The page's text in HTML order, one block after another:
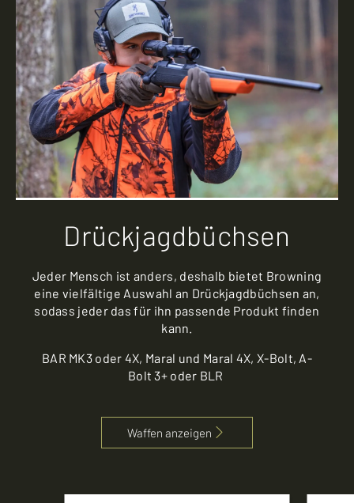
Drückjagdbüchsen
Jeder Mensch ist anders, deshalb bietet Browning
eine vielfältige Auswahl an Drückjagdbüchsen an,
sodass jeder das für ihn passende Produkt finden
kann.
BAR MK3 oder 4X, Maral und Maral 4X, X-Bolt, A-
Bolt 3+ oder BLR
Waffen anzeigen